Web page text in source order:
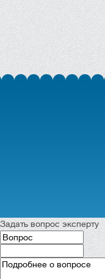
Задать вопрос эксперту